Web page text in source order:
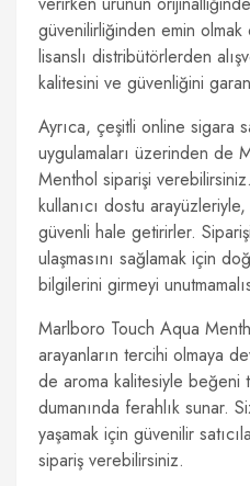
güvenilirliğinden emin olmak
lisanslı distribütörlerden
kalitesini ve güvenliğini
Ayrıca, çeşitli online sigara
uygulamaları üzerinden de
Menthol siparişi
kullanıcı dostu
güvenli hale getirirler.
ulaşmasını sağlamak için
bilgilerini girmeyi
Marlboro Touch Aqua
arayanların tercihi olmaya
de aroma kalitesiyle beğeni
dumanında ferahlık sunar.
yaşamak için güvenilir
sipariş verebilirsiniz.